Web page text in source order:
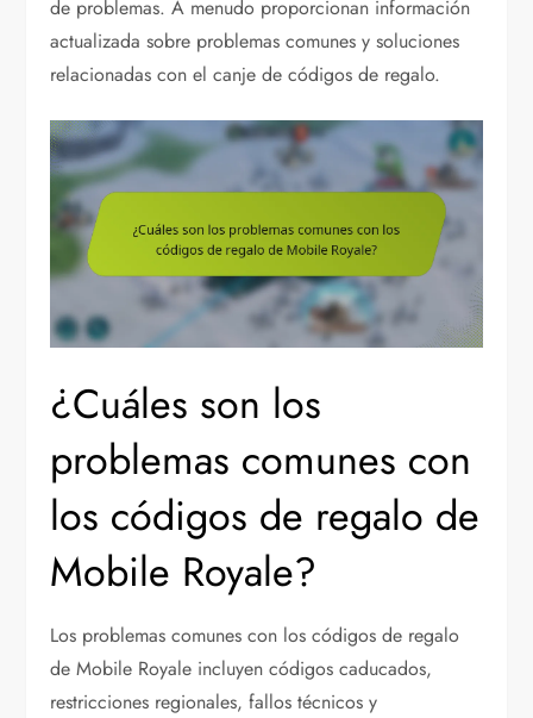
de problemas. A menudo proporcionan información
actualizada sobre problemas comunes y soluciones
relacionadas con el canje de códigos de regalo.
¿Cuáles son los
problemas comunes con
los códigos de regalo de
Mobile Royale?
Los problemas comunes con los códigos de regalo
de Mobile Royale incluyen códigos caducados,
restricciones regionales, fallos técnicos y